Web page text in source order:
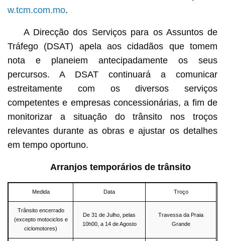
w.tcm.com.mo.
A Direcção dos Serviços para os Assuntos de
Tráfego (DSAT) apela aos cidadãos que tomem
nota e planeiem antecipadamente os seus
percursos. A DSAT continuará a comunicar
estreitamente com os diversos serviços
competentes e empresas concessionárias, a fim de
monitorizar a situação do trânsito nos troços
relevantes durante as obras e ajustar os detalhes
em tempo oportuno.
Arranjos temporários de trânsito
Medida Data Troço
Trânsito encerrado
(excepto motociclos e
ciclomotores)
De 31 de Julho, pelas
10h00, a 14 de Agosto
Travessa da Praia
Grande